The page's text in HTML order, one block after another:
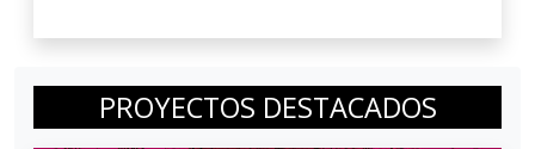
PROYECTOS DESTACADOS